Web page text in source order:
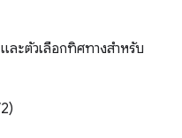
ะตัวเลือกทิศทางสำหรับ